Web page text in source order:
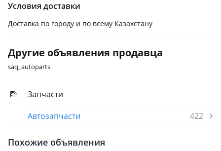
Условия доставки
Доставка по городу и по всему Казахстану
Другие объявления продавца
saq_autoparts
Запчасти
Автозапчасти
422
Похожие объявления